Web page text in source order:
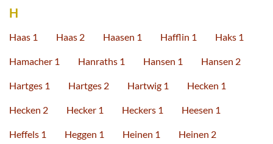
H
Haas 1 Haas 2 Haasen 1 Hafflin 1 Haks 1
Hamacher 1 Hanraths 1 Hansen 1 Hansen 2
Hartges 1 Hartges 2 Hartwig 1 Hecken 1
Hecken 2 Hecker 1 Heckers 1 Heesen 1
Heffels 1 Heggen 1 Heinen 1 Heinen 2